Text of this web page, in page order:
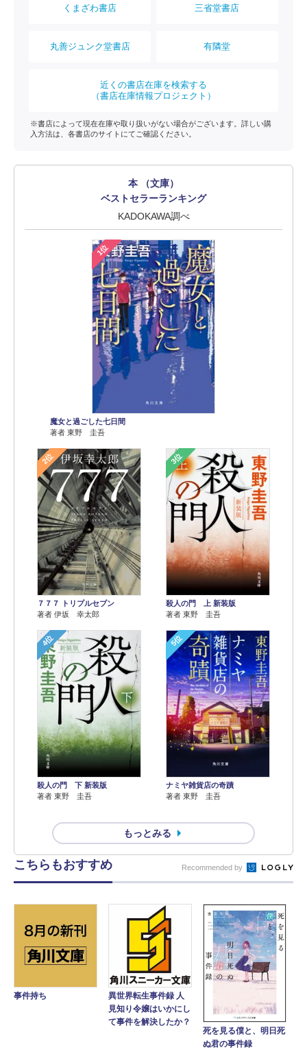
くまざわ書店 三省堂書店
丸善ジュンク堂書店 有隣堂
近くの書店在庫を検索する
（書店在庫情報プロジェクト）
※書店によって現在在庫や取り扱いがない場合がございます。詳しい購
入方法は、各書店のサイトにてご確認ください。
本 （文庫）
ベストセラーランキング
KADOKAWA調べ
1位
魔女と過ごした七日間
著者 東野 圭吾
2位
７７７ トリプルセブン
著者 伊坂 幸太郎
3位
殺人の門 上 新装版
著者 東野 圭吾
4位
殺人の門 下 新装版
著者 東野 圭吾
5位
ナミヤ雑貨店の奇蹟
著者 東野 圭吾
もっとみる
こちらもおすすめ Recommended by
事件持ち
異世界転生事件録 人
見知り令嬢はいかにし
て事件を解決したか？
死を見る僕と、明日死
ぬ君の事件録